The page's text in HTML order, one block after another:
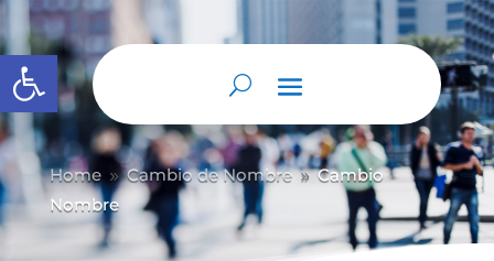
Abrir barra de herramientas
Home 9 Cambio de Nombre 9 Cambio
Nombre